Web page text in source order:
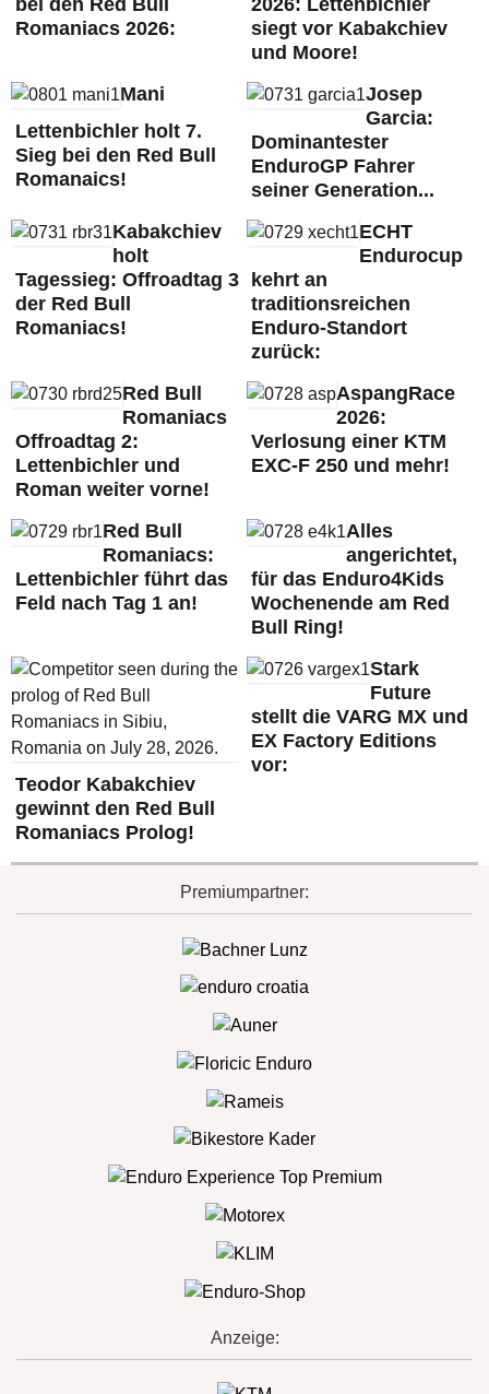
Romaniacs 2026:
siegt vor Kabakchiev
und Moore!
Mani
Lettenbichler holt 7.
Sieg bei den Red Bull
Romanaics!
Josep
Garcia:
Dominantester
EnduroGP Fahrer
seiner Generation...
Kabakchiev
holt
Tagessieg: Offroadtag 3
der Red Bull
Romaniacs!
ECHT
Endurocup
kehrt an
traditionsreichen
Enduro-Standort
zurück:
Red Bull
Romaniacs
Offroadtag 2:
Lettenbichler und
Roman weiter vorne!
AspangRace
2026:
Verlosung einer KTM
EXC-F 250 und mehr!
Red Bull
Romaniacs:
Lettenbichler führt das
Feld nach Tag 1 an!
Alles
angerichtet,
für das Enduro4Kids
Wochenende am Red
Bull Ring!
Teodor Kabakchiev
gewinnt den Red Bull
Romaniacs Prolog!
Stark
Future
stellt die VARG MX und
EX Factory Editions
vor:
Premiumpartner:
Anzeige: